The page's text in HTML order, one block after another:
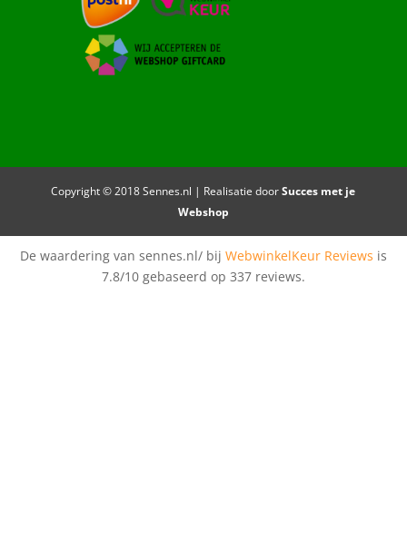
Copyright © 2018 Sennes.nl | Realisatie doorSucces met je
Webshop
De waardering van sennes.nl/ bij WebwinkelKeur Reviews is
7.8/10 gebaseerd op 337 reviews.